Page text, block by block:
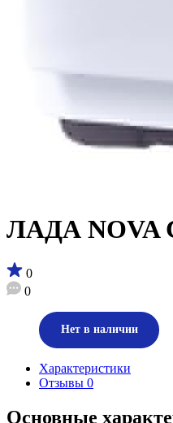
ЛАДА NOVA
0
0
Нет в наличии
Характеристики
Отзывы 0
Основные